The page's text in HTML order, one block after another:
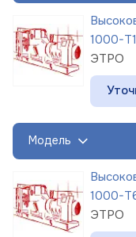
1000-
ЭТРО
Модель
1000-
ЭТРО